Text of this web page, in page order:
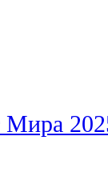
Мира